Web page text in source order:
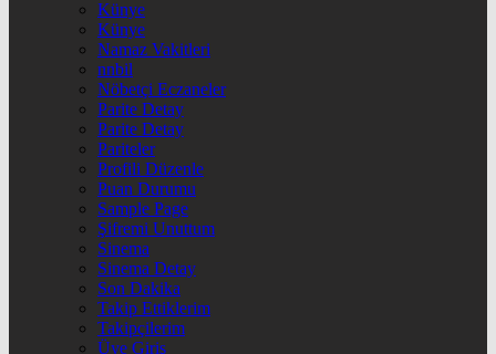
Künye
Künye
Namaz Vakitleri
nnbil
Nöbetçi Eczaneler
Parite Detay
Parite Detay
Pariteler
Profili Düzenle
Puan Durumu
Sample Page
Şifremi Unuttum
Sinema
Sinema Detay
Son Dakika
Takip Ettiklerim
Takipçilerim
Üye Giriş